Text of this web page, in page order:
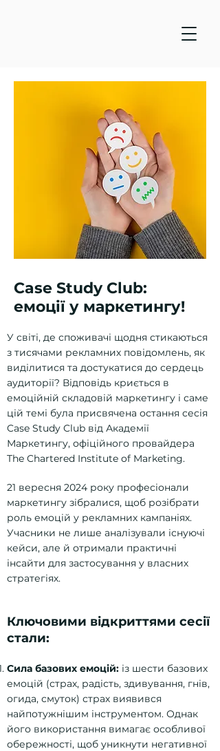
Case Study Club:
емоції у маркетингу!
У світі, де споживачі щодня стикаються
з тисячами рекламних повідомлень, як
виділитися та достукатися до сердець
аудиторії? Відповідь криється в
емоційній складовій маркетингу і саме
цій темі була присвячена остання сесія
Case Study Club від Академії
Маркетингу, офіційного провайдера
The Chartered Institute of Marketing.
21 вересня 2024 року професіонали
маркетингу зібралися, щоб розібрати
роль емоцій у рекламних кампаніях.
Учасники не лише аналізували існуючі
кейси, але й отримали практичні
інсайти для застосування у власних
стратегіях.
Ключовими відкриттями сесії
стали:
Сила базових емоцій: із шести базових
емоцій (страх, радість, здивування, гнів,
огида, смуток) страх виявився
найпотужнішим інструментом. Однак
його використання вимагає особливої
обережності, щоб уникнути негативної